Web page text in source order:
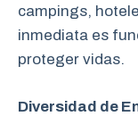
campings,
inmediata es
proteger vidas.
Diversidad de